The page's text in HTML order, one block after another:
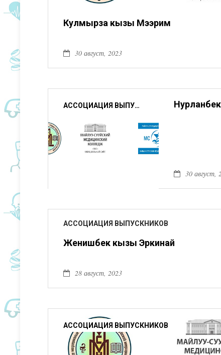
Кулмырза кызы Мээрим
30 август, 2023
АССОЦИАЦИЯ ВЫПУСКНИКОВ
30 август,
АССОЦИАЦИЯ ВЫПУСКНИКОВ
Женишбек кызы Эркинай
28 август, 2023
АССОЦИАЦИЯ ВЫПУСКНИКОВ